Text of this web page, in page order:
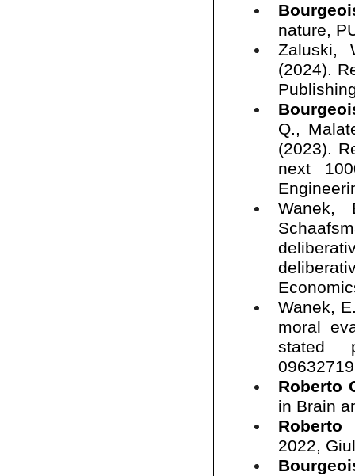
nature,
Zaluski,
(2024).
Q.,
(2023).
next
Wanek,
Wanek,
moral
stated
Roberto
in Brain
Roberto
2022,